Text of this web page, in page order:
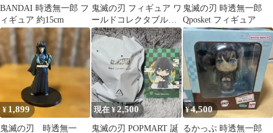
BANDAI 時透無一郎 フ
ィギュア 約15cm
鬼滅の刃 フィギュア ワ
ールドコレクタブルフ
ィギュア ワーコレ
時透無一郎
鬼滅の刃 時透無一郎
Qposket フィギュア
¥ 1,899
鬼滅の刃 時透無一
現在 ¥2,500
鬼滅の刃 POPMART 誕
¥4,500
るかっぷ 時透無一郎